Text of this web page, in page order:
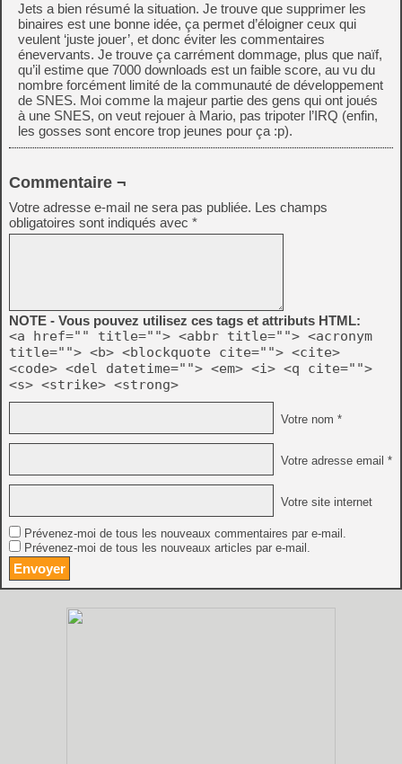
Jets a bien résumé la situation. Je trouve que supprimer les
binaires est une bonne idée, ça permet d’éloigner ceux qui
veulent ‘juste jouer’, et donc éviter les commentaires
énevervants. Je trouve ça carrément dommage, plus que naïf,
qu’il estime que 7000 downloads est un faible score, au vu du
nombre forcément limité de la communauté de développement
de SNES. Moi comme la majeur partie des gens qui ont joués
à une SNES, on veut rejouer à Mario, pas tripoter l’IRQ (enfin,
les gosses sont encore trop jeunes pour ça :p).
Commentaire ¬
Votre adresse e-mail ne sera pas publiée. Les champs
obligatoires sont indiqués avec *
NOTE - Vous pouvez utilisez ces tags et attributs HTML:
<a href="" title=""> <abbr title=""> <acronym
title=""> <b> <blockquote cite=""> <cite>
<code> <del datetime=""> <em> <i> <q cite="">
<s> <strike> <strong>
Votre nom *
Votre adresse email *
Votre site internet
Prévenez-moi de tous les nouveaux commentaires par e-mail.
Prévenez-moi de tous les nouveaux articles par e-mail.